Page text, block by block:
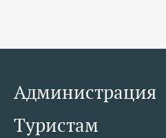
Администрация
Туристам